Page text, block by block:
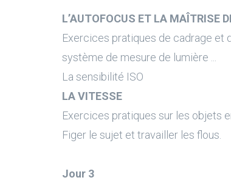
L’AUTOFOCUS ET LA MAÎTRISE
Exercices pratiques de cadrage
système de mesure de lumière ...
La sensibilité ISO
LA VITESSE
Exercices pratiques sur les objets
Figer le sujet et travailler les flous.
Jour 3